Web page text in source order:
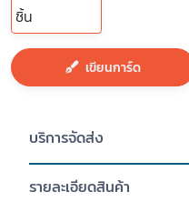
เขียนการ์ด
บริการจัดส่ง
รายละเอียดสินค้า